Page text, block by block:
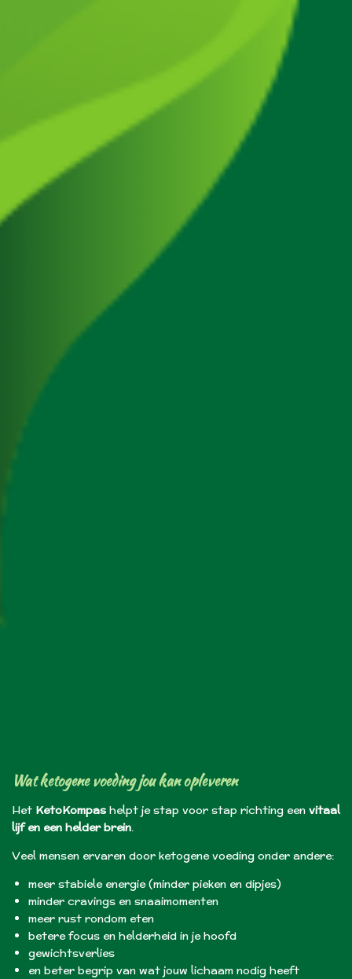
Wat ketogene voeding jou kan opleveren
Het KetoKompas helpt je stap voor stap richting een vitaal
lijf en een helder brein.
Veel mensen ervaren door ketogene voeding onder andere:
meer stabiele energie (minder pieken en dipjes)
minder cravings en snaaimomenten
meer rust rondom eten
betere focus en helderheid in je hoofd
gewichtsverlies
en beter begrip van wat jouw lichaam nodig heeft